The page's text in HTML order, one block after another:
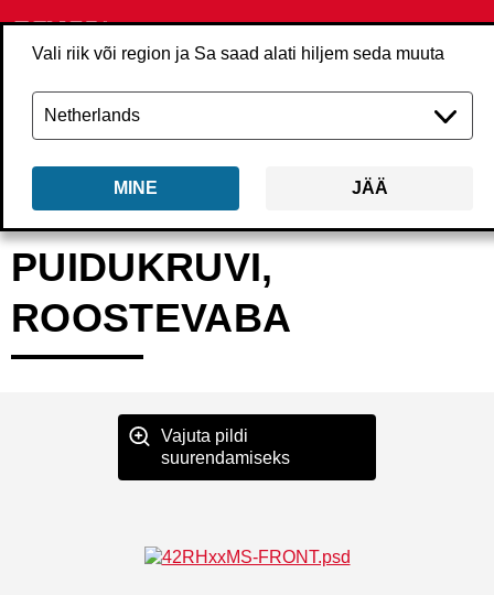
Vali riik või region ja Sa saad alati hiljem seda muuta
MINE JÄÄ
Tooted Kinnitusvahendid Lindikruvid
PUIDUKRUVI,
ROOSTEVABA
Vajuta pildi
suurendamiseks